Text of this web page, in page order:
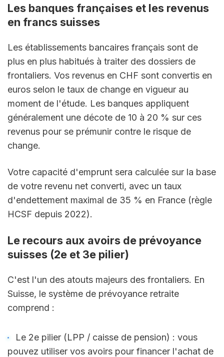
Les banques françaises et les revenus
en francs suisses
Les établissements bancaires français sont de
plus en plus habitués à traiter des dossiers de
frontaliers. Vos revenus en CHF sont convertis en
euros selon le taux de change en vigueur au
moment de l'étude. Les banques appliquent
généralement une décote de 10 à 20 % sur ces
revenus pour se prémunir contre le risque de
change.
Votre capacité d'emprunt sera calculée sur la base
de votre revenu net converti, avec un taux
d'endettement maximal de 35 % en France (règle
HCSF depuis 2022).
Le recours aux avoirs de prévoyance
suisses (2e et 3e pilier)
C'est l'un des atouts majeurs des frontaliers. En
Suisse, le système de prévoyance retraite
comprend :
Le 2e pilier (LPP / caisse de pension) : vous
pouvez utiliser vos avoirs pour financer l'achat de